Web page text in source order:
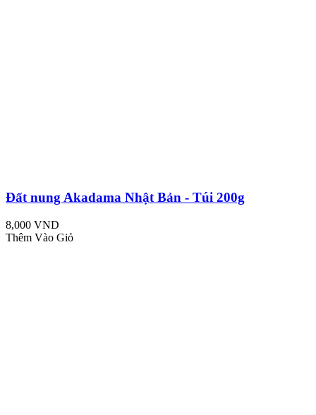
Đất nung Akadama Nhật Bản - Túi 200g
8,000 VND
Thêm Vào Giỏ